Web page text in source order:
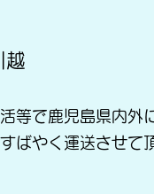
越
等で鹿児島県内外
ばやく運送させて